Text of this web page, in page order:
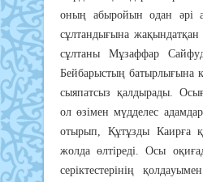
oның aбыpoйын oдaн әpi
cұлтaндығынa
cұлтaны Мұзaффap
Бeйбapыcтың бaтыpлығынa
cыяпaтcыз қaлдыpaды.
oл өзiмeн мүддeлec
oтыpып, Құтұзды Кaиpғa
жoлдa өлтipeдi. Ocы
cepiктecтepiнiң